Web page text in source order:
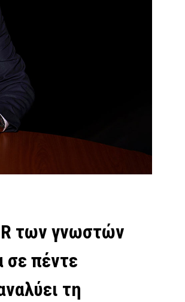
των γνωστών
σε πέντε
τη